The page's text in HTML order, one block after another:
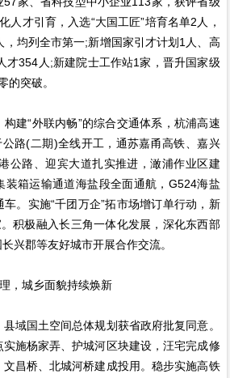
人才引育，入选“大国工匠”培育名单2人，
，均列全市第一;新增国家引才计划1人、高
才354人;新建院士工作站1家，晋升国家级
的突破。
“外联内畅”的综合交通体系，杭浦高速
路(二期)全线开工，通苏嘉甬高铁、嘉兴
公路、迎宾大道扎实推进，澉浦作业区建
装箱运输通道海盐段全面通航，G524海盐
。实施“千团万企”拓市场增订单行动，新
积极融入长三角一体化发展，深化东西部
兴郡等友好城市开展合作交流。
城乡面貌持续焕新
国土空间总体规划获省政府批复同意。
施杨家弄、护城河区块建设，汪宅完成修
昌桥、北城河桥建成投用。稳步实施高铁